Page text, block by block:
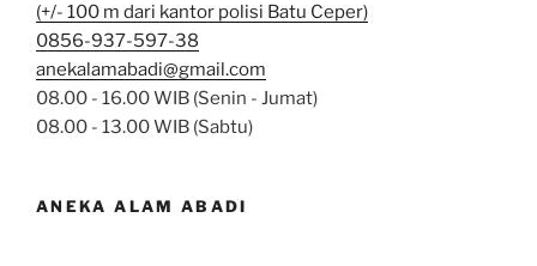
(+/- 100 m dari kantor polisi Batu Ceper)
0856-937-597-38
anekalamabadi@gmail.com
08.00 - 16.00 WIB (Senin - Jumat)
08.00 - 13.00 WIB (Sabtu)
ANEKA ALAM ABADI